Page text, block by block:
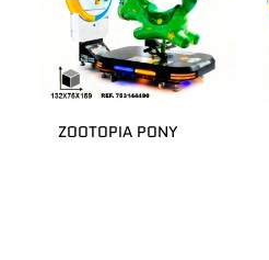
ZOOTOPIA PONY